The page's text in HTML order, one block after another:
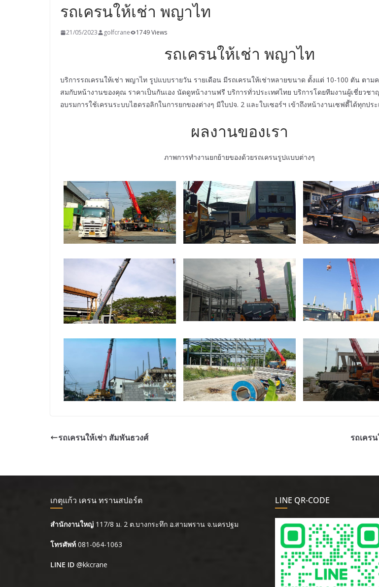
รถเครนให้เช่า พญาไท
21/05/2023 golfcrane 1749 Views
รถเครนให้เช่า พญาไท
บริการรถเครนให้เช่า พญาไท รูปแบบรายวัน รายเดือน มีรถเครนให้เช่าหลายขนาด ตั้งแต่ 10-100 ตัน ตาม
สมกับหน้างานของคุณ ราคาเป็นกันเอง นัดดูหน้างานฟรี บริการทั่วประเทศไทย บริการโดยทีมงานผู้เชี่ยวชา
อบรมการใช้เครนระบบไฮดรอลิกในการยกของต่างๆ มีใบปจ. 2 และใบเซอร์ฯ เข้าถึงหน้างานเซฟตี้ได้ทุกประ
ผลงานของเรา
ภาพการทำงานยกย้ายของด้วยรถเครนรูปแบบต่างๆ
รถเครนให้เช่า สัมพันธวงศ์ รถเคร
เกตุแก้ว เครน ทรานสปอร์ต
สำนักงานใหญ่ 117/8 ม. 2 ต.บางกระทึก อ.สามพราน จ.นครปฐม
โทรศัพท์ 081-064-1063
LINE ID @kkcrane
LINE QR-CODE